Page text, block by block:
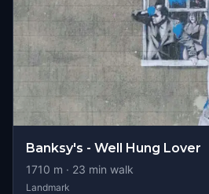
Banksy's - Well Hung Lover
1710 m · 23 min walk
Landmark